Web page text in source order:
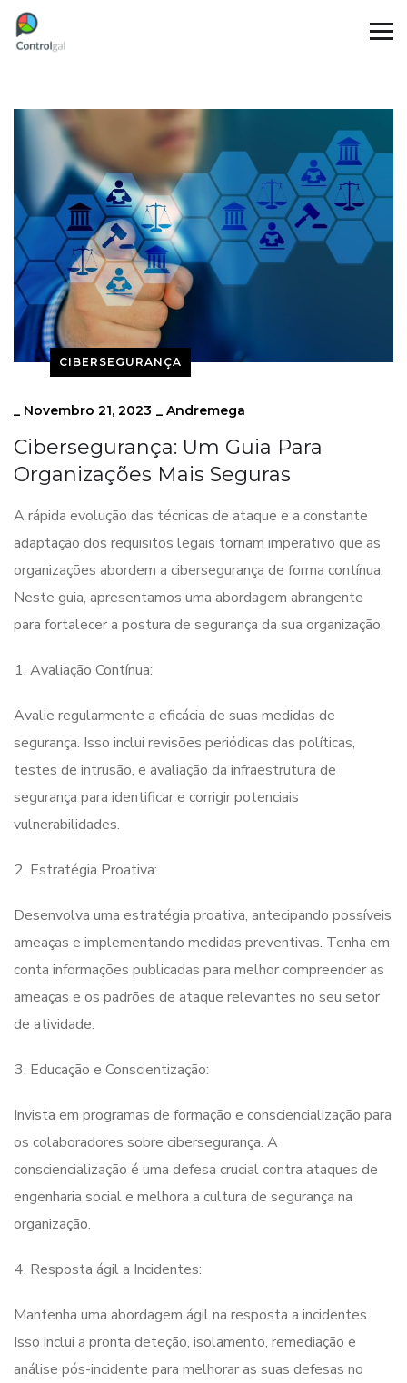
CIBERSEGURANÇA
_ Novembro 21, 2023 _ Andremega
Cibersegurança: Um Guia Para
Organizações Mais Seguras
A rápida evolução das técnicas de ataque e a constante
adaptação dos requisitos legais tornam imperativo que as
organizações abordem a cibersegurança de forma contínua.
Neste guia, apresentamos uma abordagem abrangente
para fortalecer a postura de segurança da sua organização.
Avaliação Contínua:
Avalie regularmente a eficácia de suas medidas de
segurança. Isso inclui revisões periódicas das políticas,
testes de intrusão, e avaliação da infraestrutura de
segurança para identificar e corrigir potenciais
vulnerabilidades.
Estratégia Proativa:
Desenvolva uma estratégia proativa, antecipando possíveis
ameaças e implementando medidas preventivas. Tenha em
conta informações publicadas para melhor compreender as
ameaças e os padrões de ataque relevantes no seu setor
de atividade.
Educação e Conscientização:
Invista em programas de formação e consciencialização para
os colaboradores sobre cibersegurança. A
consciencialização é uma defesa crucial contra ataques de
engenharia social e melhora a cultura de segurança na
organização.
Resposta ágil a Incidentes:
Mantenha uma abordagem ágil na resposta a incidentes.
Isso inclui a pronta deteção, isolamento, remediação e
análise pós-incidente para melhorar as suas defesas no